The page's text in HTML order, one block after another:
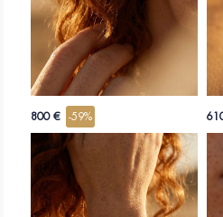
800 € -59%